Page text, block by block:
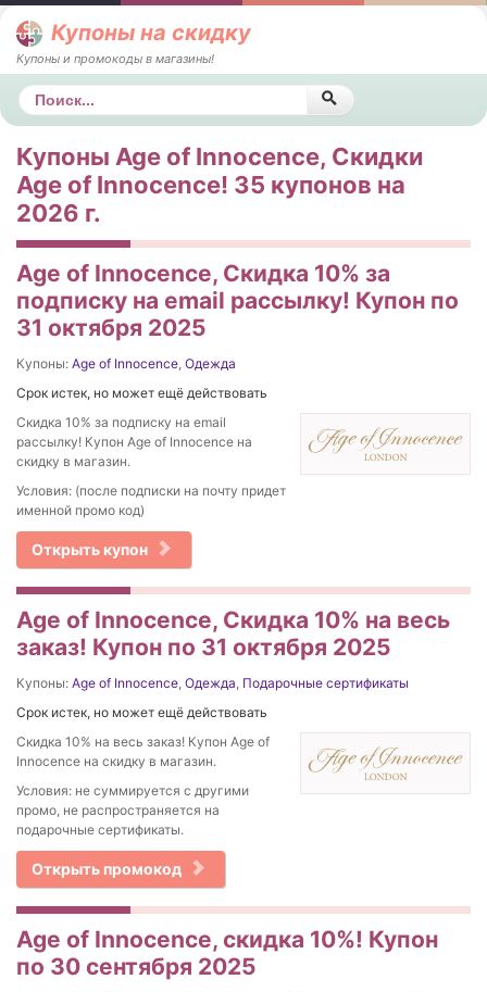
Купоны на скидку
Купоны и промокоды в магазины!
Поиск
Купоны Age of Innocence, Скидки
Age of Innocence! 35 купонов на
2026 г.
Age of Innocence, Скидка 10% за
подписку на email рассылку! Купон по
31 октября 2025
Купоны: Age of Innocence, Одежда
Срок истек, но может ещё действовать
Скидка 10% за подписку на email
рассылку! Купон Age of Innocence на
скидку в магазин.
Условия: (после подписки на почту придет
именной промо код)
Открыть купон
Age of Innocence, Скидка 10% на весь
заказ! Купон по 31 октября 2025
Купоны: Age of Innocence, Одежда, Подарочные сертификаты
Срок истек, но может ещё действовать
Скидка 10% на весь заказ! Купон Age of
Innocence на скидку в магазин.
Условия: не суммируется с другими
промо, не распространяется на
подарочные сертификаты.
Открыть промокод
Age of Innocence, скидка 10%! Купон
по 30 сентября 2025